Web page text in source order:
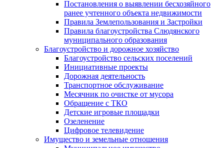
Постановления о выявлении бесхозяйного
ранее учтенного объекта недвижимости
Правила Землепользования и Застройки
Правила благоустройства Слюдянского
муниципального образования
Благоустройство и дорожное хозяйство
Благоустройство сельских поселений
Инициативные проекты
Дорожная деятельность
Транспортное обслуживание
Месячник по очистке от мусора
Обращение с ТКО
Детские игровые площадки
Озеленение
Цифровое телевидение
Имущество и земельные отношения